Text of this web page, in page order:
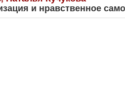
и нравственное